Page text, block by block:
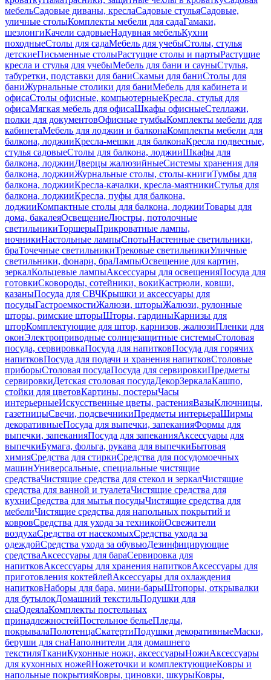
мебельСадовые диваны, креслаСадовые стульяСадовые,
уличные столыКомплекты мебели для садаГамаки,
шезлонгиКачели садовыеНадувная мебельКухни
походныеСтолы для садаМебель для учебыСтолы, стулья
детскиеПисьменные столыРастущие столы и партыРастущие
кресла и стулья для учебыМебель для бани и сауныСтулья,
табуретки, подставки для баниСкамьи для баниСтолы для
баниЖурнальные столики для баниМебель для кабинета и
офисаСтолы офисные, компьютерныеКресла, стулья для
офисаМягкая мебель для офисаШкафы офисныеСтеллажи,
полки для документовОфисные тумбыКомплекты мебели для
кабинетаМебель для лоджии и балконаКомплекты мебели для
балкона, лоджииКресла-мешки для балконаКресла подвесные,
стулья садовыеСтолы для балкона, лоджииШкафы для
балкона, лоджииДверцы жалюзийныеСистемы хранения для
балкона, лоджииЖурнальные столы, столы-книгиТумбы для
балкона, лоджииКресла-качалки, кресла-маятникиСтулья для
балкона, лоджииКресла, пуфы для балкона,
лоджииКомпактные столы для балкона, лоджииТовары для
дома, бакалеяОсвещениеЛюстры, потолочные
светильникиТоршерыПрикроватные лампы,
ночникиНастольные лампыСпотыНастенные светильники,
браТочечные светильникиТрековые светильникиУличные
светильники, фонари, браЛампыОсвещение для картин,
зеркалКольцевые лампыАксессуары для освещенияПосуда для
готовкиСковороды, сотейники, вокиКастрюли, ковши,
казаныПосуда для СВЧКрышки и аксессуары для
посудыГастроемкостиЖалюзи, шторыЖалюзи, рулонные
шторы, римские шторыШторы, гардиныКарнизы для
шторКомплектующие для штор, карнизов, жалюзиПленки для
оконЭлектроприводные солнцезащитные системыСтоловая
посуда, сервировкаПосуда для напитковПосуда для горячих
напитковПосуда для подачи и хранения напитковСтоловые
приборыСтоловая посудаПосуда для сервировкиПредметы
сервировкиДетская столовая посудаДекорЗеркалаКашпо,
стойки для цветовКартины, постерыЧасы
интерьерныеИскусственные цветы, растенияВазыКлючницы,
газетницыСвечи, подсвечникиПредметы интерьераШирмы
декоративныеПосуда для выпечки, запеканияФормы для
выпечки, запеканияПосуда для запеканияАксессуары для
выпечкиБумага, фольга, рукава для выпечкиБытовая
химияСредства для стиркиСредства для посудомоечных
машинУниверсальные, специальные чистящие
средстваЧистящие средства для стекол и зеркалЧистящие
средства для ванной и туалетаЧистящие средства для
кухниСредства для мытья посудыЧистящие средства для
мебелиЧистящие средства для напольных покрытий и
ковровСредства для ухода за техникойОсвежители
воздухаСредства от насекомыхСредства ухода за
одеждойСредства ухода за обувьюДезинфицирующие
средстваАксессуары для бараСервировка для
напитковАксессуары для хранения напитковАксессуары для
приготовления коктейлейАксессуары для охлаждения
напитковНаборы для бара, мини-барыШтопоры, открывалки
для бутылокДомашний текстильПодушки для
снаОдеялаКомплекты постельных
принадлежностейПостельное бельеПледы,
покрывалаПолотенцаСкатертиПодушки декоративныеМаски,
беруши для снаНаполнители для домашнего
текстиляТканиКухонные ножи, аксессуарыНожиАксессуары
для кухонных ножейНожеточки и комплектующиеКовры и
напольные покрытияКовры, циновки, шкурыКовры,